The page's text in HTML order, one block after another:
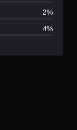
7
2%
4%